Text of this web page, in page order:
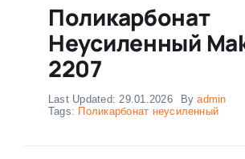
Поликарбонат
Неусиленный
2207
Last Updated: 29.01.2026 Byadmin
Tags: Поликарбонат неусиленный